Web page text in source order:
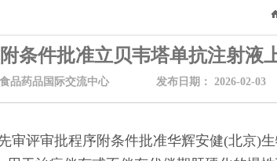
条件批准立贝韦塔单抗注射液
品药品国际交流中心 发布日期： 2026-02-03
评审批程序附条件批准华辉安健(北京)生